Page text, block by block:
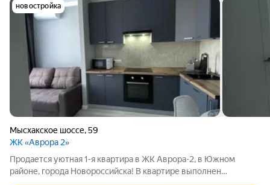
новостройка
Мысхакское шоссе,59
ЖК «Аврора 2»
Продается уютная 1-я квартира в ЖК Аврора-2, в Южном
районе, города Новороссийска! В квартире выполнен